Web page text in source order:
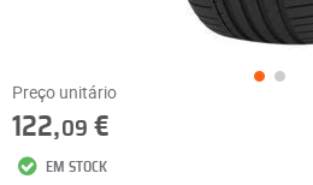
Preço unitário
122,09 €
EM STOCK